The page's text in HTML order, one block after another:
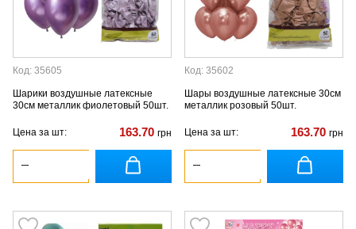
Код: 35605
Шарики воздушные латексные
30см металлик фиолетовый 50шт.
Цена за шт: 163.70 грн
Код: 35602
Шары воздушные латексные 30см
металлик розовый 50шт.
Цена за шт: 163.70 грн